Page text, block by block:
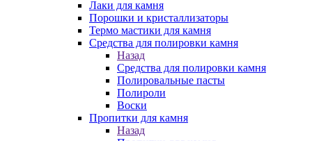
Лаки для камня
Порошки и кристаллизаторы
Термо мастики для камня
Средства для полировки камня
Назад
Средства для полировки камня
Полировальные пасты
Полироли
Воски
Пропитки для камня
Назад